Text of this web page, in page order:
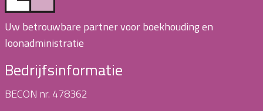
Uw betrouwbare partner voor boekhouding en
loonadministratie
Bedrijfsinformatie
BECON nr. 478362